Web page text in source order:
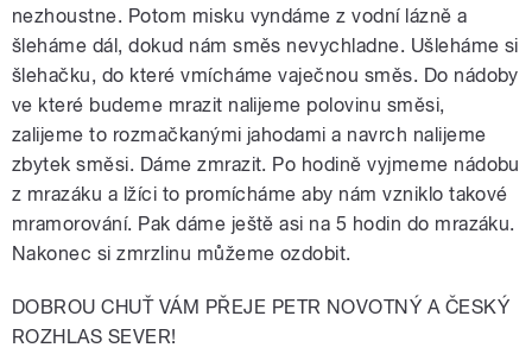
nezhoustne. Potom misku vyndáme z vodní lázně a
šleháme dál, dokud nám směs nevychladne. Ušleháme si
šlehačku, do které vmícháme vaječnou směs. Do nádoby
ve které budeme mrazit nalijeme polovinu směsi,
zalijeme to rozmačkanými jahodami a navrch nalijeme
zbytek směsi. Dáme zmrazit. Po hodině vyjmeme nádobu
z mrazáku a lžíci to promícháme aby nám vzniklo takové
mramorování. Pak dáme ještě asi na 5 hodin do mrazáku.
Nakonec si zmrzlinu můžeme ozdobit.
DOBROU CHUŤ VÁM PŘEJE PETR NOVOTNÝ A ČESKÝ
ROZHLAS SEVER!